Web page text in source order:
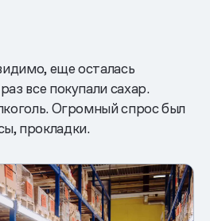
еще осталась
все покупали сахар.
Огромный спрос был
прокладки.